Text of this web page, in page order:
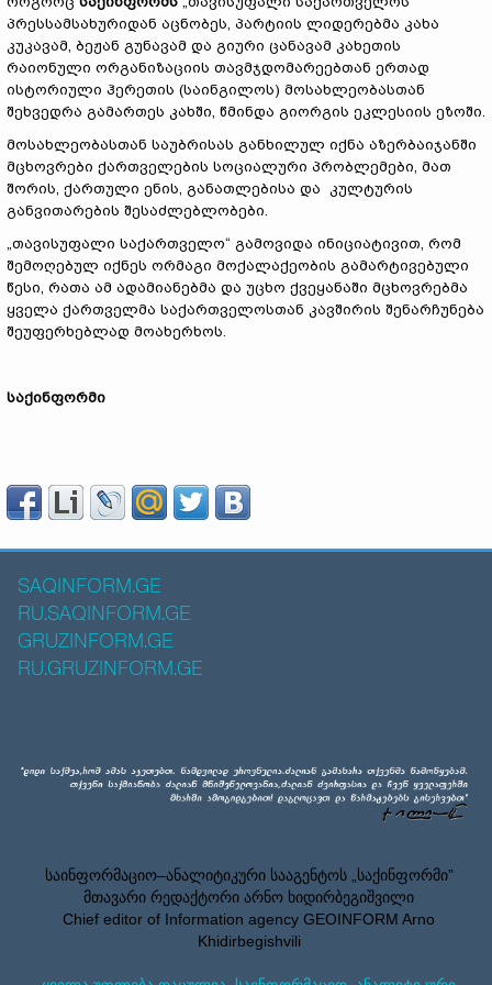
პრესსამსახურიდან აცნობეს, პარტიის ლიდერებმა კახა
კუკავამ, ბეჟან გუნავამ და გიური ცანავამ კახეთის
რაიონული ორგანიზაციის თავმჯდომარეებთან ერთად
ისტორიული ჰერეთის (საინგილოს) მოსახლეობასთან
შეხვედრა გამართეს კახში, წმინდა გიორგის ეკლესიის ეზოში.
მოსახლეობასთან საუბრისას განხილულ იქნა აზერბაიჯანში
მცხოვრები ქართველების სოციალური პრობლემები, მათ
შორის, ქართული ენის, განათლებისა და კულტურის
განვითარების შესაძლებლობები.
„თავისუფალი საქართველო“ გამოვიდა ინიციატივით, რომ
შემოღებულ იქნეს ორმაგი მოქალაქეობის გამარტივებული
წესი, რათა ამ ადამიანებმა და უცხო ქვეყანაში მცხოვრებმა
ყველა ქართველმა საქართველოსთან კავშირის შენარჩუნება
შეუფერხებლად მოახერხოს.
საქინფორმი
SAQINFORM.GE
RU.SAQINFORM.GE
GRUZINFORM.GE
RU.GRUZINFORM.GE
საინფორმაციო–ანალიტიკური სააგენტოს „საქინფორმი”
მთავარი რედაქტორი არნო ხიდირბეგიშვილი
Chief editor of Information agency GEOINFORM Arno
Khidirbegishvili